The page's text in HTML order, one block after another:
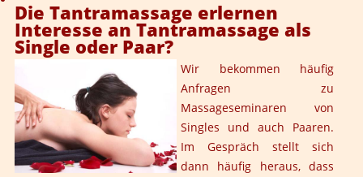
Die Tantramassage erlernen
Interesse an Tantramassage als
Single oder Paar?
Wir bekommen häufig
Anfragen zu
Massageseminaren von
Singles und auch Paaren.
Im Gespräch stellt sich
dann häufig heraus, dass